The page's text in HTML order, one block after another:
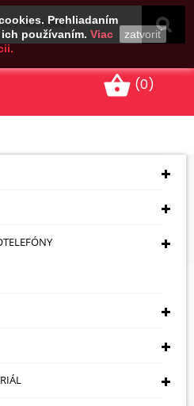
Prehliadaním
používaním. Viac
zatvoriť
shopping_basket (0)
Držiaky
Držiaky
16 z 16 položiek